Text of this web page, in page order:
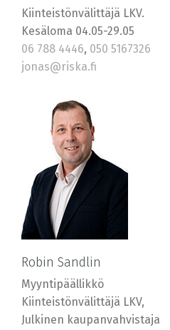
Kiinteistönvälittäjä LKV.
Kesäloma 04.05-29.05
06 788 4446, 050 5167326
jonas@riska.fi
Robin Sandlin
Myyntipäällikkö
Kiinteistönvälittäjä LKV,
Julkinen kaupanvahvistaja